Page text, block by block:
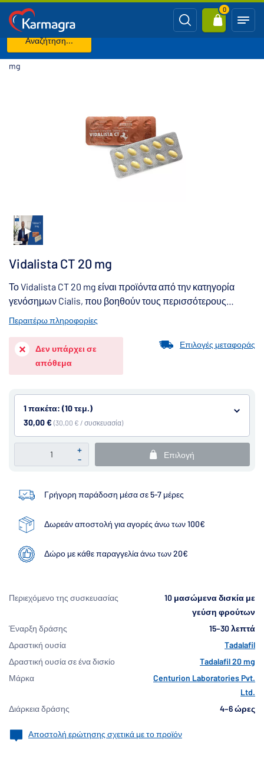
Αναζήτηση...
0
Κύρια σελίδα ΓΕΝΟΣΗΜΟ CIALIS (Tadalafil)
mg
Vidalista CT 20 mg
Το Vidalista CT 20 mg είναι προϊόντα από την κατηγορία
γενόσημων Cialis, που βοηθούν τους περισσότερους
άνδρες με στυτική δυσλειτουργία. Λόγω της μεγάλης
διάρκειας δράσης τους (έως 36 ώρες), τα προϊόντα με
ταδαλαφίλη είναι κοινώς γνωστά ως «χάπι για το
Σαββατοκύριακο».
Περαιτέρω πληροφορίες
Δεν υπάρχει σε
απόθεμα
Επιλογές μεταφοράς
1 πακέτα: (10 τεμ.)
30,00 € (30,00 € / συσκευασία)
+
-
Επιλογή
Γρήγορη παράδοση μέσα σε 5-7 μέρες
Δωρεάν αποστολή για αγορές άνω των 100€
Δώρο με κάθε παραγγελία άνω των 20€
Περιεχόμενο της συσκευασίας
10 μασώμενα δισκία με
γεύση φρούτων
Έναρξη δράσης
15–30 λεπτά
Δραστική ουσία
Tadalafil
Δραστική ουσία σε ένα δισκίο
Tadalafil 20 mg
Μάρκα
Centurion Laboratories Pvt.
Ltd.
Διάρκεια δράσης
4–6 ώρες
Αποστολή ερώτησης σχετικά με το προϊόν